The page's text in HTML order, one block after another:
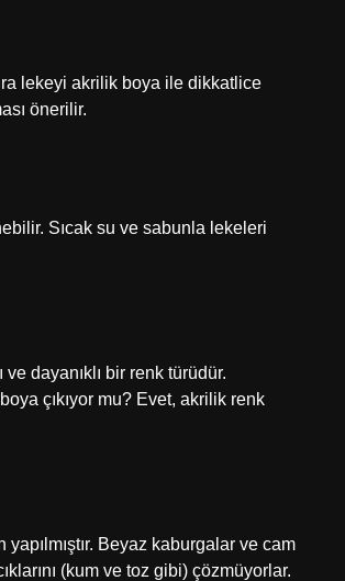
lekeyi akrilik boya ile dikkatlice
önerilir.
Sıcak su ve sabunla lekeleri
dayanıklı bir renk türüdür.
çıkıyor mu? Evet, akrilik renk
Beyaz kaburgalar ve cam
(kum ve toz gibi) çözmüyorlar.